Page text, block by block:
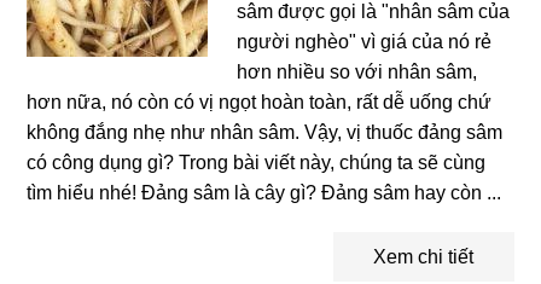
sâm được gọi là "nhân sâm của
người nghèo" vì giá của nó rẻ
hơn nhiều so với nhân sâm,
hơn nữa, nó còn có vị ngọt hoàn toàn, rất dễ uống chứ
không đắng nhẹ như nhân sâm. Vậy, vị thuốc đảng sâm
có công dụng gì? Trong bài viết này, chúng ta sẽ cùng
tìm hiểu nhé! Đảng sâm là cây gì? Đảng sâm hay còn ...
Xem chi tiết